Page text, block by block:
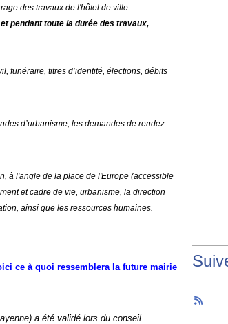
des travaux de l'hôtel de ville.
pendant toute la durée des travaux,
funéraire, titres d’identité, élections, débits
d’urbanisme, les demandes de rendez-
à l'angle de la place de l'Europe (accessible
et cadre de vie, urbanisme, la direction
ainsi que les ressources humaines.
ce à quoi ressemblera la future mairie
a été validé lors du conseil